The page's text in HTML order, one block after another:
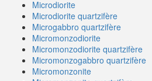
Microdiorite
Microdiorite quartzifère
Microgabbro quartzifère
Micromonzodiorite
Micromonzodiorite quartzifère
Micromonzogabbro quartzifère
Micromonzonite